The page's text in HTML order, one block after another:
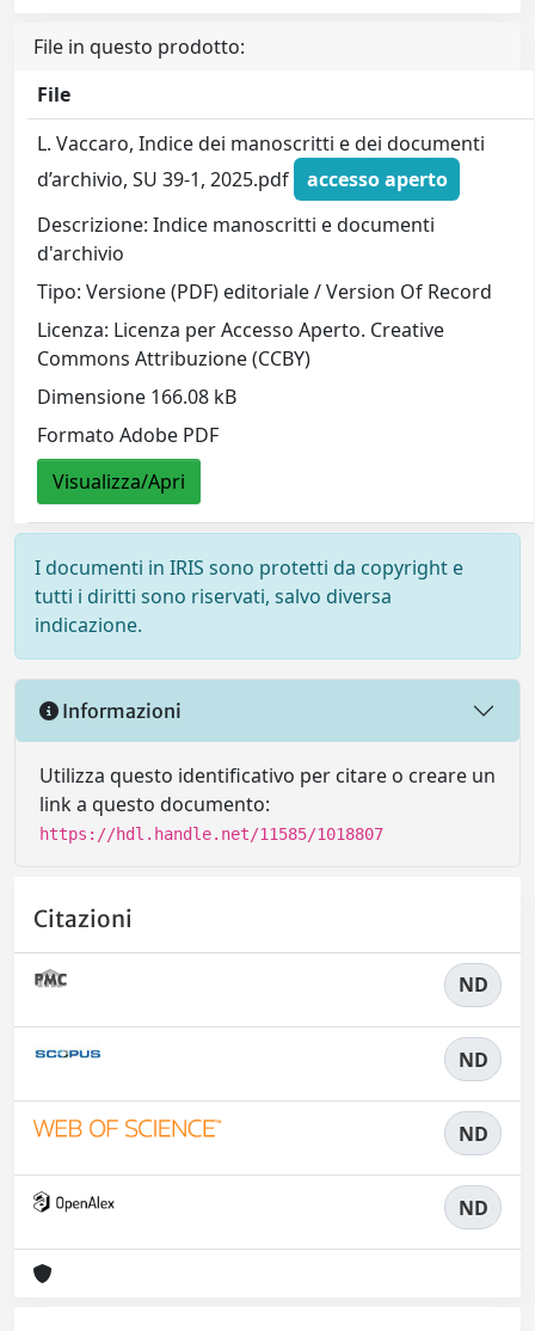
File in questo prodotto:
File
L. Vaccaro, Indice dei manoscritti e dei documenti
d’archivio, SU 39-1, 2025.pdf
accesso aperto
Descrizione: Indice manoscritti e documenti
d'archivio
Tipo: Versione (PDF) editoriale / Version Of Record
Licenza: Licenza per Accesso Aperto. Creative
Commons Attribuzione (CCBY)
Dimensione 166.08 kB
Formato Adobe PDF
Visualizza/Apri
I documenti in IRIS sono protetti da copyright e
tutti i diritti sono riservati, salvo diversa
indicazione.
Informazioni
Utilizza questo identificativo per citare o creare un
link a questo documento:
https://hdl.handle.net/11585/1018807
Citazioni
ND
ND
ND
ND